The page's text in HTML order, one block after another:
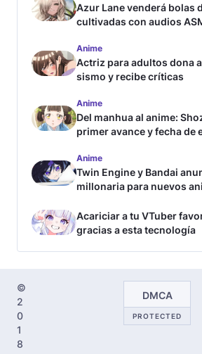
Azur Lane venderá bolas
cultivadas con audios
Anime
Actriz para adultos dona
sismo y recibe críticas
Anime
Del manhua al anime:
primer avance y fecha de
Anime
Twin Engine y Bandai
millonaria para nuevos
Acariciar a tu VTuber
gracias a esta tecnología
©
2
0
1
8
DMCA
PROTECTED